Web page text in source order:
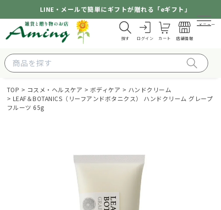
LINE・メールで簡単にギフトが贈れる「eギフト」
探す ログイン カート 店舗情報
メニュー
TOP コスメ・ヘルスケア ボディケア
ハンドクリーム
LEAF＆BOTANICS（リーフアンドボタニクス） ハンドクリーム グレープ
フルーツ 65g